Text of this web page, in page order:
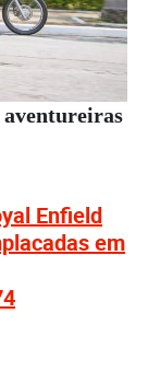
aventureiras
Enfield
em